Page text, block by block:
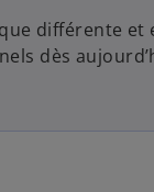
différente
dès